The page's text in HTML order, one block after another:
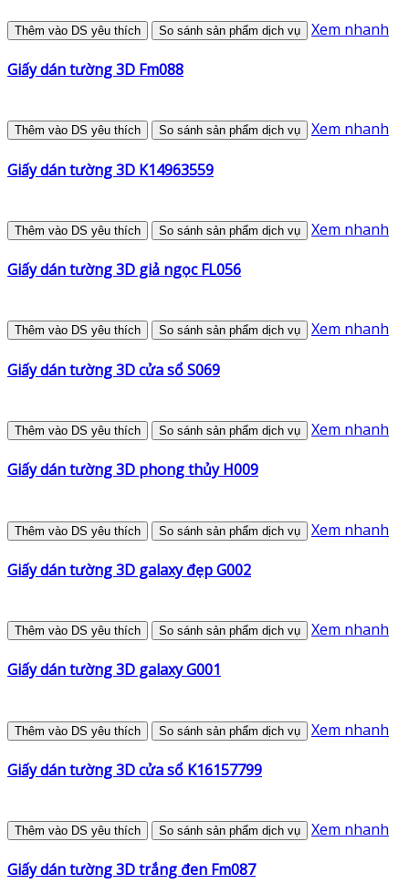
Thêm vào DS yêu thích So sánh sản phẩm dịch vụ Xem nhanh
Giấy dán tường 3D Fm088
Thêm vào DS yêu thích So sánh sản phẩm dịch vụ Xem nhanh
Giấy dán tường 3D K14963559
Thêm vào DS yêu thích So sánh sản phẩm dịch vụ Xem nhanh
Giấy dán tường 3D giả ngọc FL056
Thêm vào DS yêu thích So sánh sản phẩm dịch vụ Xem nhanh
Giấy dán tường 3D cửa sổ S069
Thêm vào DS yêu thích So sánh sản phẩm dịch vụ Xem nhanh
Giấy dán tường 3D phong thủy H009
Thêm vào DS yêu thích So sánh sản phẩm dịch vụ Xem nhanh
Giấy dán tường 3D galaxy đẹp G002
Thêm vào DS yêu thích So sánh sản phẩm dịch vụ Xem nhanh
Giấy dán tường 3D galaxy G001
Thêm vào DS yêu thích So sánh sản phẩm dịch vụ Xem nhanh
Giấy dán tường 3D cửa sổ K16157799
Thêm vào DS yêu thích So sánh sản phẩm dịch vụ Xem nhanh
Giấy dán tường 3D trắng đen Fm087